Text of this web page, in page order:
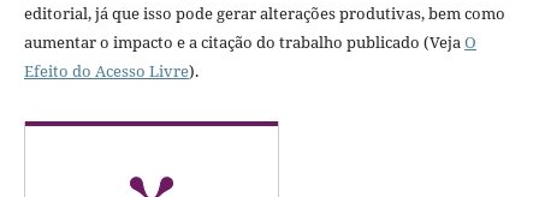
editorial, já que isso pode gerar alterações produtivas, bem como
aumentar o impacto e a citação do trabalho publicado (VejaO
Efeito do Acesso Livre).